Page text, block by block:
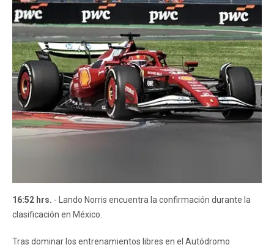
16:52 hrs. - Lando Norris encuentra la confirmación durante la
clasificación en México.
Tras dominar los entrenamientos libres en el Autódromo